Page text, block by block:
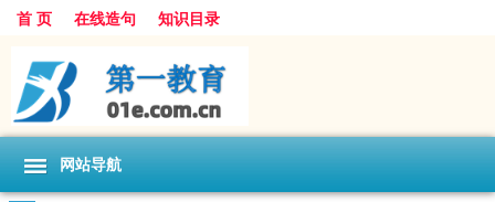
首 页 在线造句 知识目录
网站导航